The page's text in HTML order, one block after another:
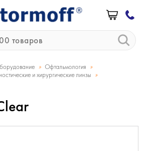
» Офтальмология »
и хирургические линзы »